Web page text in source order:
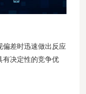
偏差时迅速做出反应
有决定性的竞争优